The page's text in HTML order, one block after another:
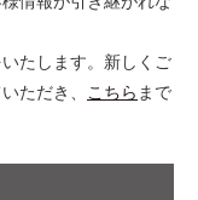
たします。新しくご
ただき、 こちら まで